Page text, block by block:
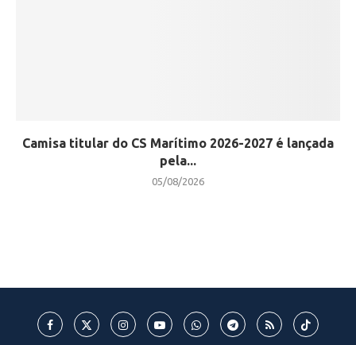
Camisa titular do CS Marítimo 2026-2027 é lançada
pela...
05/08/2026